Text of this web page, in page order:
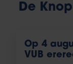
De Knop
Op 4
VUB